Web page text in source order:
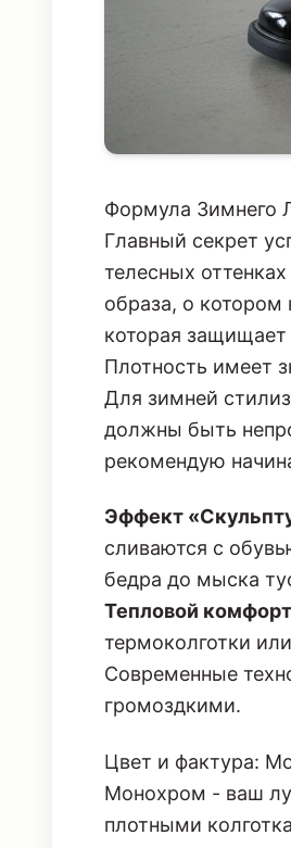
Формула Зимнего
телесных
образа, о
которая
Плотность имеет
Для зимней
должны быть
рекомендую
Эффект
бедра до мыска
Тепловой
термоколготки
Современные
громоздкими.
Цвет и фактура:
плотными
удлиняет силуэт.